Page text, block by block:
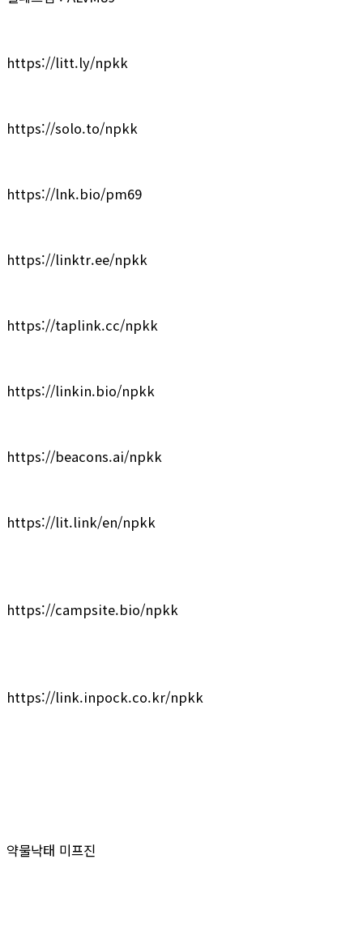
https://litt.ly/npkk
https://solo.to/npkk
https://lnk.bio/pm69
https://linktr.ee/npkk
https://taplink.cc/npkk
https://linkin.bio/npkk
https://beacons.ai/npkk
https://lit.link/en/npkk
https://campsite.bio/npkk
https://link.inpock.co.kr/npkk
약물낙태 미프진